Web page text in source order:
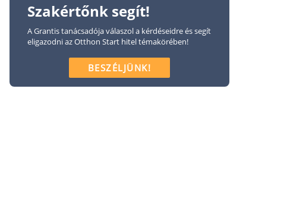
Szakértőnk segít!
A Grantis tanácsadója válaszol a kérdéseidre és segít
eligazodni az Otthon Start hitel témakörében!
BESZÉLJÜNK!